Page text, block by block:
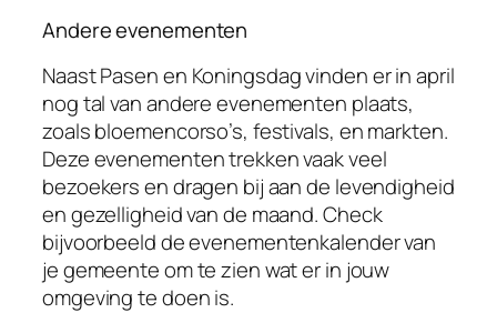
Andere evenementen
Naast Pasen en Koningsdag vinden er in april
nog tal van andere evenementen plaats,
zoals bloemencorso’s, festivals, en markten.
Deze evenementen trekken vaak veel
bezoekers en dragen bij aan de levendigheid
en gezelligheid van de maand. Check
bijvoorbeeld de evenementenkalender van
je gemeente om te zien wat er in jouw
omgeving te doen is.